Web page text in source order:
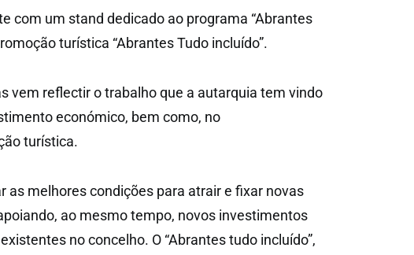
com um stand dedicado ao programa “Abrantes
turística “Abrantes Tudo incluído”.
vem reflectir o trabalho que a autarquia tem vindo
económico, bem como, no
turística.
as melhores condições para atrair e fixar novas
ao mesmo tempo, novos investimentos
no concelho. O “Abrantes tudo incluído”,